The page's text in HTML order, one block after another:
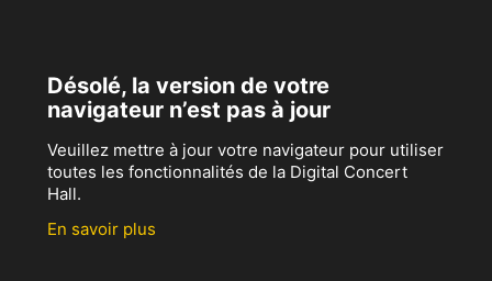
Désolé, la version de votre
navigateur n’est pas à jour
Veuillez mettre à jour votre navigateur pour utiliser
toutes les fonctionnalités de la Digital Concert
Hall.
En savoir plus